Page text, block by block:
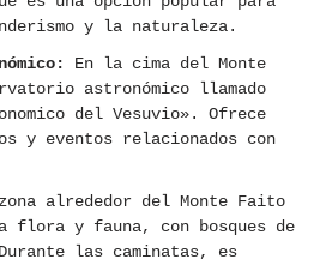
y la naturaleza.
En la cima del Monte
astronómico llamado
del Vesuvio». Ofrece
y eventos relacionados con
alrededor del Monte Faito
flora y fauna, con bosques de
las caminatas, es